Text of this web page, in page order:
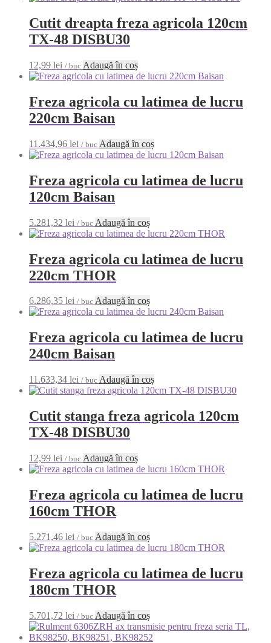
Cutit dreapta freza agricola 120cm
TX-48 DISBU30
12,99 lei / buc Adaugă în coș
Freza agricola cu latimea de lucru
220cm Baisan
11.434,96 lei / buc Adaugă în coș
Freza agricola cu latimea de lucru
120cm Baisan
5.281,32 lei / buc Adaugă în coș
Freza agricola cu latimea de lucru
220cm THOR
6.286,35 lei / buc Adaugă în coș
Freza agricola cu latimea de lucru
240cm Baisan
11.633,34 lei / buc Adaugă în coș
Cutit stanga freza agricola 120cm
TX-48 DISBU30
12,99 lei / buc Adaugă în coș
Freza agricola cu latimea de lucru
160cm THOR
5.271,46 lei / buc Adaugă în coș
Freza agricola cu latimea de lucru
180cm THOR
5.701,72 lei / buc Adaugă în coș